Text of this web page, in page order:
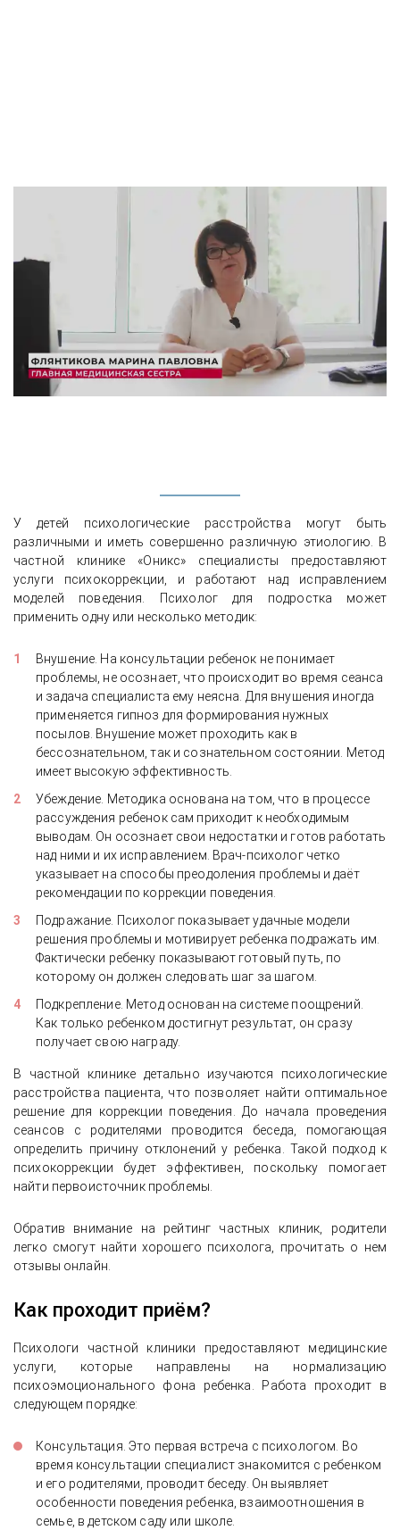
У детей психологические расстройства могут быть
различными и иметь совершенно различную этиологию. В
частной клинике «Оникс» специалисты предоставляют
услуги психокоррекции, и работают над исправлением
моделей поведения. Психолог для подростка может
применить одну или несколько методик:
Внушение. На консультации ребенок не понимает
проблемы, не осознает, что происходит во время сеанса
и задача специалиста ему неясна. Для внушения иногда
применяется гипноз для формирования нужных
посылов. Внушение может проходить как в
бессознательном, так и сознательном состоянии. Метод
имеет высокую эффективность.
Убеждение. Методика основана на том, что в процессе
рассуждения ребенок сам приходит к необходимым
выводам. Он осознает свои недостатки и готов работать
над ними и их исправлением. Врач-психолог четко
указывает на способы преодоления проблемы и даёт
рекомендации по коррекции поведения.
Подражание. Психолог показывает удачные модели
решения проблемы и мотивирует ребенка подражать им.
Фактически ребенку показывают готовый путь, по
которому он должен следовать шаг за шагом.
Подкрепление. Метод основан на системе поощрений.
Как только ребенком достигнут результат, он сразу
получает свою награду.
В частной клинике детально изучаются психологические
расстройства пациента, что позволяет найти оптимальное
решение для коррекции поведения. До начала проведения
сеансов с родителями проводится беседа, помогающая
определить причину отклонений у ребенка. Такой подход к
психокоррекции будет эффективен, поскольку помогает
найти первоисточник проблемы.
Обратив внимание на рейтинг частных клиник, родители
легко смогут найти хорошего психолога, прочитать о нем
отзывы онлайн.
Как проходит приём?
Психологи частной клиники предоставляют медицинские
услуги, которые направлены на нормализацию
психоэмоционального фона ребенка. Работа проходит в
следующем порядке:
Консультация. Это первая встреча с психологом. Во
время консультации специалист знакомится с ребенком
и его родителями, проводит беседу. Он выявляет
особенности поведения ребенка, взаимоотношения в
семье, в детском саду или школе.